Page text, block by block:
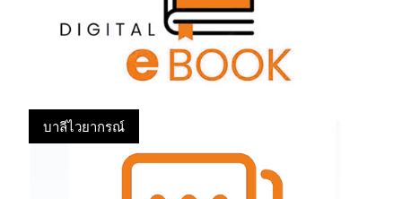
บาลีไวยากรณ์